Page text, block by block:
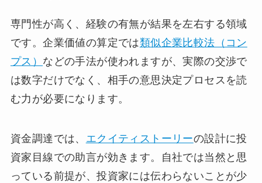
専門性が高く、経験の有無が結果を左右する領域
です。企業価値の算定では類似企業比較法（コン
プス） などの手法が使われますが、実際の交渉で
は数字だけでなく、相手の意思決定プロセスを読
む力が必要になります。
資金調達では、 エクイティストーリーの設計に投
資家目線での助言が効きます。自社では当然と思
っている前提が、投資家には伝わらないことが少